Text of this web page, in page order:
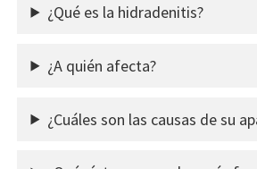
¿Qué es la hidradenitis?
¿A quién afecta?
¿Cuáles son las causas de su